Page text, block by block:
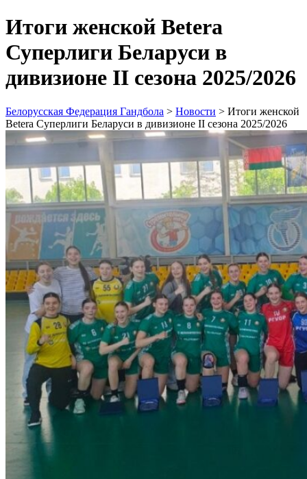
Итоги женской Betera
Суперлиги Беларуси в
дивизионе II сезона 2025/2026
Белорусская Федерация Гандбола > Новости > Итоги женской
Betera Суперлиги Беларуси в дивизионе II сезона 2025/2026